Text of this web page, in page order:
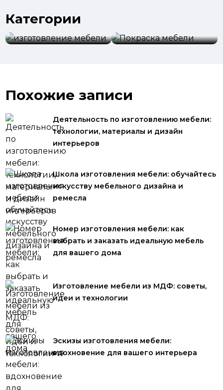
Категории
изготовление
Похожие записи
Деятельность по изготовлению мебели:
технологии, материалы и дизайн
интерьеров
Школа изготовления мебели: обучайтесь
искусству мебельного дизайна и
ремесла
Номер изготовления мебели: как
выбрать и заказать идеальную мебель
для вашего дома
Изготовление мебели из МДФ: советы,
идеи и технологии
Эскизы изготовления мебели:
вдохновение для вашего интерьера